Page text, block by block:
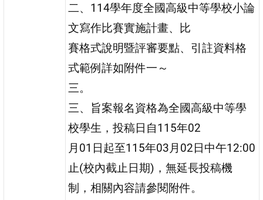
二、114學年度全國高級中等學校小論
文寫作比賽實施計畫、比
賽格式說明暨評審要點、引註資料格
式範例詳如附件一～
三。
三、旨案報名資格為全國高級中等學
校學生，投稿日自115年02
月01日起至115年03月02日中午12:00
止(校內截止日期)，無延長投稿機
制，相關內容請參閱附件。